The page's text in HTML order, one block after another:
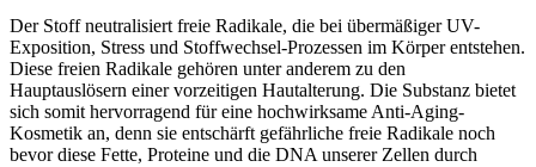
Der Stoff neutralisiert freie Radikale, die bei übermäßiger UV-
Exposition, Stress und Stoffwechsel-Prozessen im Körper entstehen.
Diese freien Radikale gehören unter anderem zu den
Hauptauslösern einer vorzeitigen Hautalterung. Die Substanz bietet
sich somit hervorragend für eine hochwirksame Anti-Aging-
Kosmetik an, denn sie entschärft gefährliche freie Radikale noch
bevor diese Fette, Proteine und die DNA unserer Zellen durch